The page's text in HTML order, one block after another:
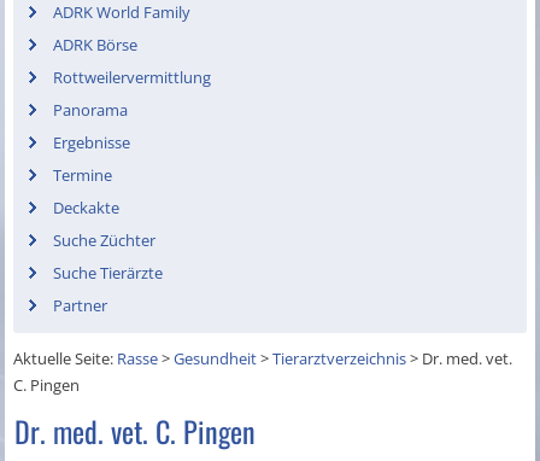
ADRK World Family
ADRK Börse
Rottweilervermittlung
Panorama
Ergebnisse
Termine
Deckakte
Suche Züchter
Suche Tierärzte
Partner
Aktuelle Seite: Rasse>Gesundheit>Tierarztverzeichnis> Dr. med. vet.
C. Pingen
Dr. med. vet. C. Pingen